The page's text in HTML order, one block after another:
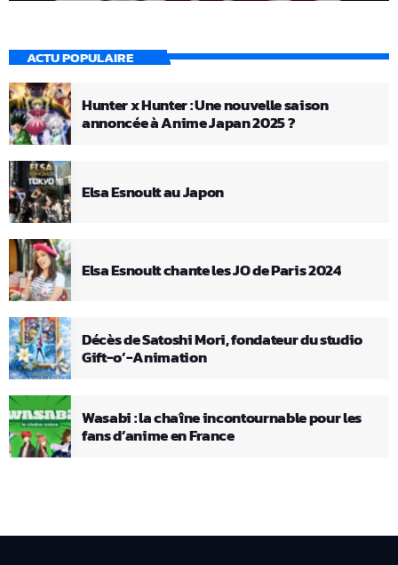
ACTU POPULAIRE
Hunter x Hunter : Une nouvelle saison
annoncée à Anime Japan 2025 ?
Elsa Esnoult au Japon
Elsa Esnoult chante les JO de Paris 2024
Décès de Satoshi Mori, fondateur du studio
Gift-o’-Animation
Wasabi : la chaîne incontournable pour les
fans d’anime en France